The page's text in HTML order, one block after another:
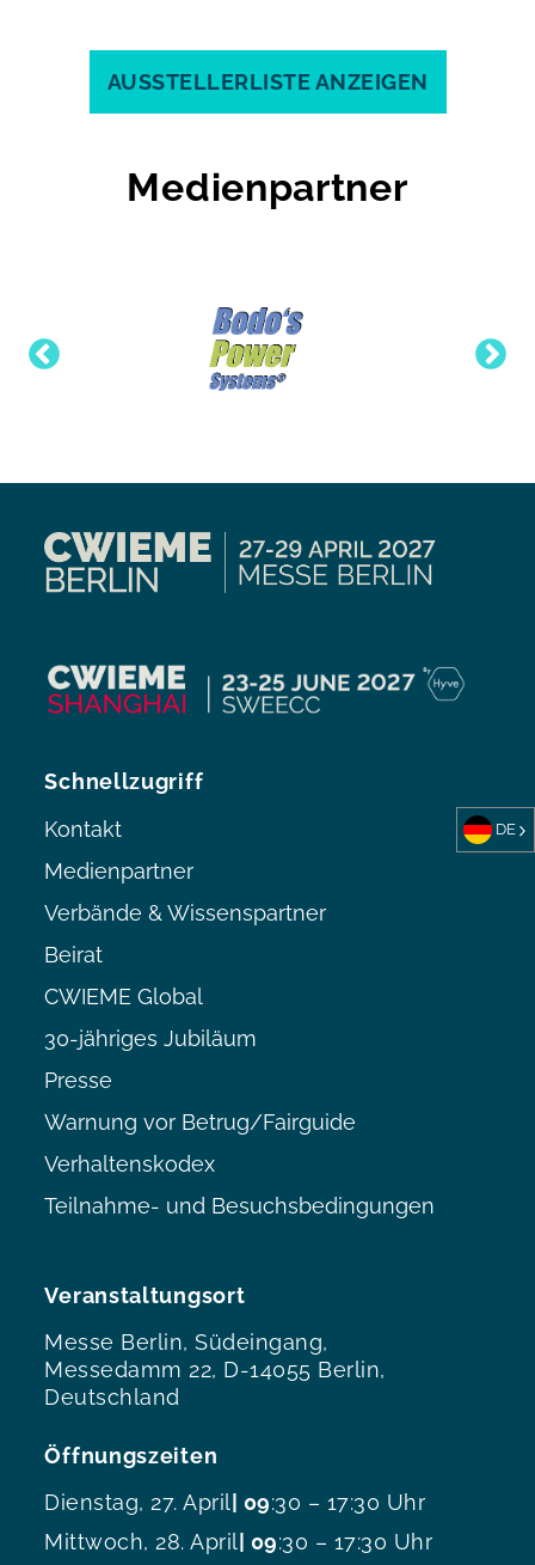
AUSSTELLERLISTE ANZEIGEN
Medienpartner
Veranstaltungsort
Messe Berlin, Südeingang,
Messedamm 22, D-14055 Berlin,
Deutschland
Öffnungszeiten
Dienstag, 27. April | 09:30 – 17:30 Uhr
Mittwoch, 28. April | 09:30 – 17:30 Uhr
Schnellzugriff
Kontakt
Medienpartner
Verbände & Wissenspartner
Beirat
CWIEME Global
30-jähriges Jubiläum
Presse
Warnung vor Betrug/Fairguide
Verhaltenskodex
Teilnahme- und Besuchsbedingungen
DE